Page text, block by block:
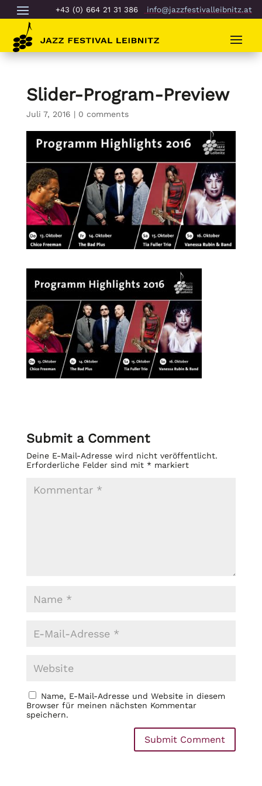
+43 (0) 664 21 31 386 info@jazzfestivalleibnitz.at
Slider-Program-Preview
Juli 7, 2016 | 0 comments
Submit a Comment
Deine E-Mail-Adresse wird nicht veröffentlicht.
Erforderliche Felder sind mit *markiert
Name, E-Mail-Adresse und Website in diesem
Browser für meinen nächsten Kommentar
speichern.